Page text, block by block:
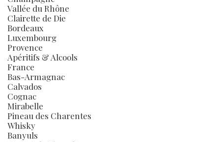
Vallée du Rhône
Clairette de Die
Bordeaux
Luxembourg
Provence
Apéritifs & Alcools
France
Bas-Armagnac
Calvados
Cognac
Mirabelle
Pineau des Charentes
Whisky
Banyuls